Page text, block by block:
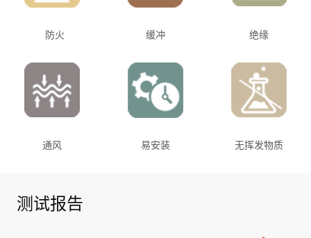
防火 缓冲 绝缘
通风 易安装 无挥发物质
测试报告